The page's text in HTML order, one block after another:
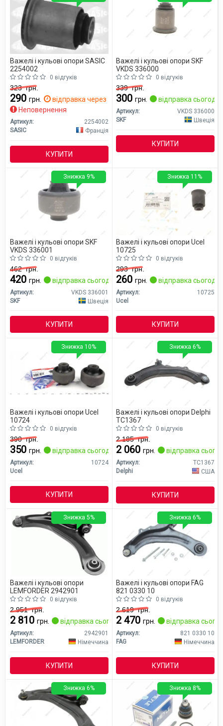
Важелі і кульові опори SASIC
2254002
0 відгуків
323грн.
290 грн.
відправка через 2 дн.
Неповернення
Артикул:
2254002
SASIC
Франція
КУПИТИ
Важелі і кульові опори SKF
VKDS 336000
0 відгуків
339грн.
300 грн. відправка сьогодні
Артикул:
VKDS 336000
SKF
Швеція
КУПИТИ
Важелі і кульові опори SKF
VKDS 336001
0 відгуків
462грн.
420 грн. відправка сьогодні
Артикул:
VKDS 336001
SKF
Швеція
КУПИТИ
Знижка 9%
Важелі і кульові опори Ucel
10725
0 відгуків
293грн.
260 грн. відправка сьогодні
Артикул:
10725
Ucel
КУПИТИ
Знижка 11%
Важелі і кульові опори Ucel
10724
0 відгуків
390грн.
350 грн. відправка сьогодні
Артикул:
10724
Ucel
КУПИТИ
Знижка 10%
Важелі і кульові опори Delphi
TC1367
0 відгуків
2 185грн.
2 060 грн. відправка
Артикул:
TC1367
Delphi
США
КУПИТИ
Знижка 6%
Важелі і кульові опори
LEMFORDER 2942901
0 відгуків
2 951грн.
2 810 грн. відправка сьогодні
Артикул:
2942901
LEMFORDER
Німеччина
КУПИТИ
Знижка 5%
Важелі і кульові опори FAG
821 0330 10
0 відгуків
2 619грн.
2 470 грн. відправка
Артикул:
821 0330 10
FAG
Німеччина
КУПИТИ
Знижка 6%
Знижка 6% Знижка 8%